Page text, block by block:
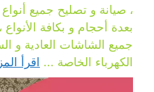
، صيانة و تصليح جميع
بعدة أحجام و بكافة
جميع الشاشات العادية و
الكهرباء الخاصة ... اقرأ